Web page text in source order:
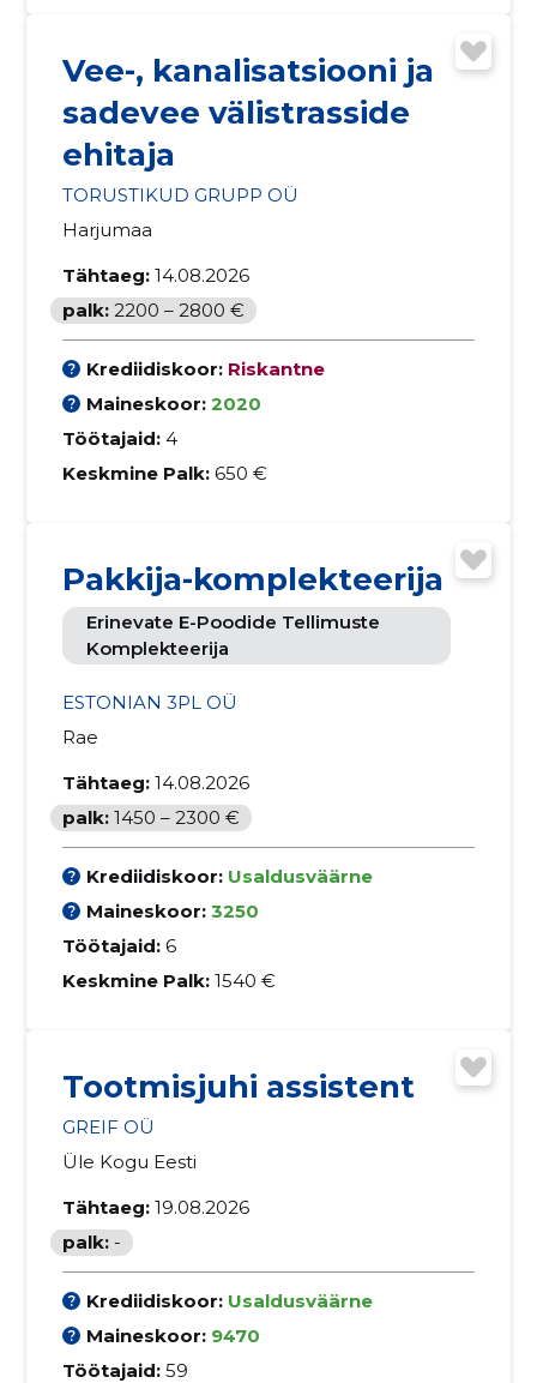
Vee-, kanalisatsiooni ja
sadevee välistrasside
ehitaja
TORUSTIKUD GRUPP OÜ
Harjumaa
Tähtaeg: 14.08.2026
palk: 2200 – 2800 €
Krediidiskoor: Riskantne
Maineskoor: 2020
Töötajaid: 4
Keskmine Palk: 650 €
Pakkija-komplekteerija
Erinevate E-Poodide Tellimuste
Komplekteerija
ESTONIAN 3PL OÜ
Rae
Tähtaeg: 14.08.2026
palk: 1450 – 2300 €
Krediidiskoor: Usaldusväärne
Maineskoor: 3250
Töötajaid: 6
Keskmine Palk: 1540 €
Tootmisjuhi assistent
GREIF OÜ
Üle Kogu Eesti
Tähtaeg: 19.08.2026
palk: -
Krediidiskoor: Usaldusväärne
Maineskoor: 9470
Töötajaid: 59